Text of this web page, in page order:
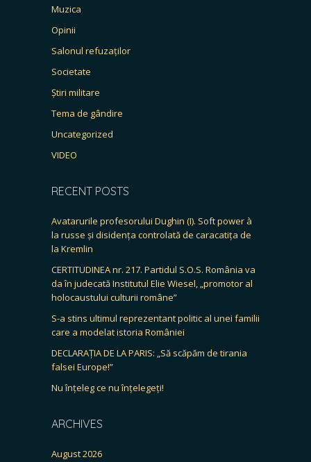
Muzica
Opinii
Salonul refuzaților
Societate
Știri militare
Tema de gândire
Uncategorized
VIDEO
RECENT POSTS
Avatarurile profesorului Dughin (I). Soft power à
la russe și disidența controlată de caracatița de
la Kremlin
CERTITUDINEA nr. 217. Partidul S.O.S. România va
da în judecată Institutul Elie Wiesel, „promotor al
holocaustului culturii române”
S-a stins ultimul reprezentant politic al unei familii
care a modelat istoria României
DECLARAȚIA DE LA PARIS: „Să scăpăm de tirania
falsei Europe!”
Nu înțeleg ce nu înțelegeți!
ARCHIVES
August 2026